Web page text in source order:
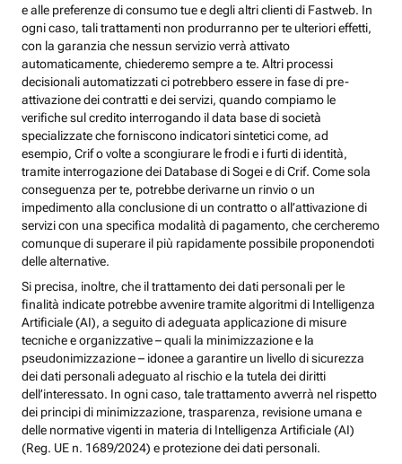
e alle preferenze di consumo tue e degli altri clienti di Fastweb. In
ogni caso, tali trattamenti non produrranno per te ulteriori effetti,
con la garanzia che nessun servizio verrà attivato
automaticamente, chiederemo sempre a te. Altri processi
decisionali automatizzati ci potrebbero essere in fase di pre-
attivazione dei contratti e dei servizi, quando compiamo le
verifiche sul credito interrogando il data base di società
specializzate che forniscono indicatori sintetici come, ad
esempio, Crif o volte a scongiurare le frodi e i furti di identità,
tramite interrogazione dei Database di Sogei e di Crif. Come sola
conseguenza per te, potrebbe derivarne un rinvio o un
impedimento alla conclusione di un contratto o all’attivazione di
servizi con una specifica modalità di pagamento, che cercheremo
comunque di superare il più rapidamente possibile proponendoti
delle alternative.
Si precisa, inoltre, che il trattamento dei dati personali per le
finalità indicate potrebbe avvenire tramite algoritmi di Intelligenza
Artificiale (AI), a seguito di adeguata applicazione di misure
tecniche e organizzative – quali la minimizzazione e la
pseudonimizzazione – idonee a garantire un livello di sicurezza
dei dati personali adeguato al rischio e la tutela dei diritti
dell’interessato. In ogni caso, tale trattamento avverrà nel rispetto
dei principi di minimizzazione, trasparenza, revisione umana e
delle normative vigenti in materia di Intelligenza Artificiale (AI)
(Reg. UE n. 1689/2024) e protezione dei dati personali.